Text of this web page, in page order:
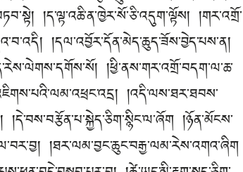
།ད་ལྟ་འཆི་ན་ཁྱེར་སོ་ཅི་འདུག་ལྟོས། །གར་འགྲོ་
།དལ་འབྱོར་དོན་མེད་ཆུད་ཟོས་བྱེད་པས་ན།
།ཕྱི་ནས་གར་འགྲོ་བདག་ལ་ཆ་
།འདི་ལས་ཐར་ཐབས་
།ཉོན་མོངས་
།ཐར་ལམ་བྱང་ཆུང་བརྒྱ་ལམ་རེས་འགའ་ཞིག